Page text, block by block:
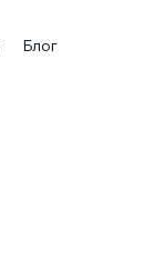
Блог